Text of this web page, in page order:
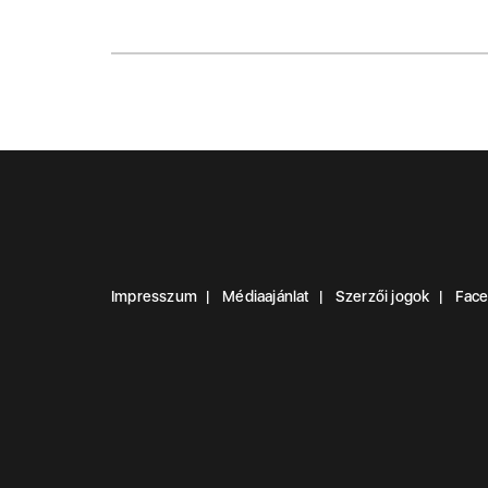
Impresszum Médiaajánlat Szerzői jogok